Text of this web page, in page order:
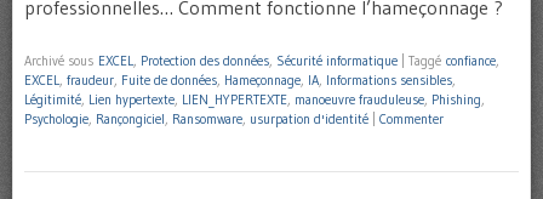
professionnelles… Comment fonctionne l’hameçonnage ?
Archivé sous EXCEL, Protection des données, Sécurité informatique Taggé confiance,
EXCEL, fraudeur, Fuite de données, Hameçonnage, IA, Informations sensibles,
Légitimité, Lien hypertexte, LIEN_HYPERTEXTE, manoeuvre frauduleuse, Phishing,
Psychologie, Rançongiciel, Ransomware, usurpation d'identité Commenter